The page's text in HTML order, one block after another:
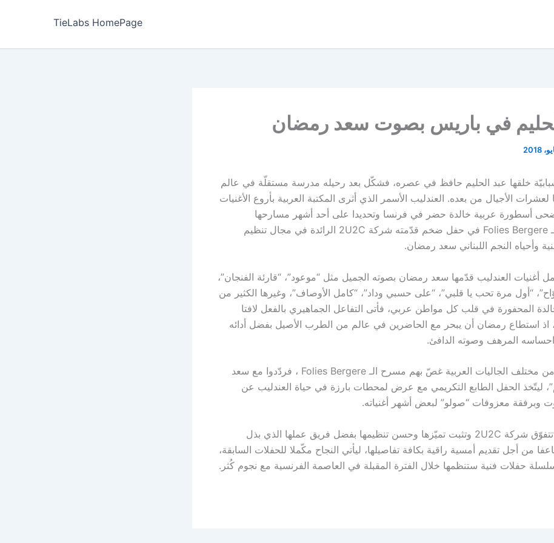
TieLabs HomePage
في باريس بصوت سعد رمضان
خلقها عبد الحليم حافظ في عصره، فشكّل بعد رحيله مدرسة مستقلّة في عالم
لعشرات الأجيال من بعده. العندليب الأسمر الذي أثرى المكتبة العربية بأروع الأغنيات
أسطورة عربية خالدة حضر في فرنسا وتحديدا على أحد أشهر مسارحها
الباريسيّة الـ Folies Bergere في حفل ضخم قدّمته شركة 2U2C الرائدة في مجال تنظيم
وأحياه النجم اللبناني سعد رمضان.
أغنيات العندليب قدّمها سعد رمضان بصوته الجميل مثل “موعود”، “قارئة الفنجان”،
“أول مرة تحب يا قلبي”، “على حسبي وداد”، “كامل الأوصاف”، وغيرها الكثير من
المحفورة في قلب كل مواطن عربي، فأتى التفاعل الجماهيري بالفعل لافتا
اذ استطاع رمضان أن يبحر مع الحاضرين في عالم من الطرب الأصيل بفضل أدائه
المرهف وصوته الدافئ.
الحاضرون من مختلف الجاليات العربية غصّ بهم مسرح الـ Folies Bergere ، فردّدوا مع سعد
ليتّخذ الحفل الطابع التكريمي مع عرض لمحطات بارزة في حياة العندليب عن
وبرفقة معزوفات “صولو” لبعض أشهر أغنياته.
مرّة جديدة تتفوّق شركة 2U2C وتثبت تميّزها وحسن تنظيمها بفضل فريق عملها الذي بذل
من أجل تقديم أمسية راقية بكافة تفاصيلها، ليأتي النجاح مكّملا للحفلات السابقة،
حفلات فنية ستنظمها خلال الفترة المقبلة في العاصمة الفرنسية مع نجوم كُثر.